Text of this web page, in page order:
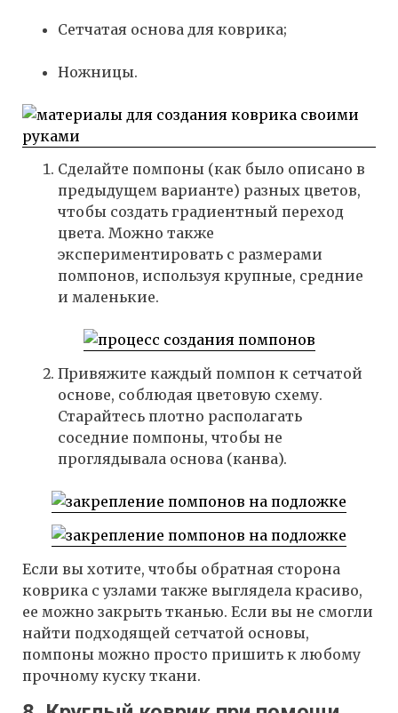
Сетчатая основа для коврика;
Ножницы.
Сделайте помпоны (как было описано в
предыдущем варианте) разных цветов,
чтобы создать градиентный переход
цвета. Можно также
экспериментировать с размерами
помпонов, используя крупные, средние
и маленькие.
Привяжите каждый помпон к сетчатой
основе, соблюдая цветовую схему.
Старайтесь плотно располагать
соседние помпоны, чтобы не
проглядывала основа (канва).
Если вы хотите, чтобы обратная сторона
коврика с узлами также выглядела красиво,
ее можно закрыть тканью. Если вы не смогли
найти подходящей сетчатой основы,
помпоны можно просто пришить к любому
прочному куску ткани.